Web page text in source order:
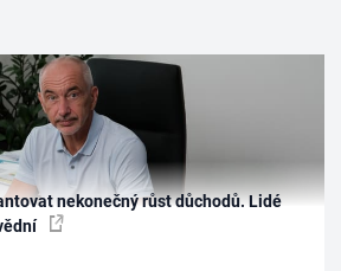
nekonečný růst důchodů. Lidé